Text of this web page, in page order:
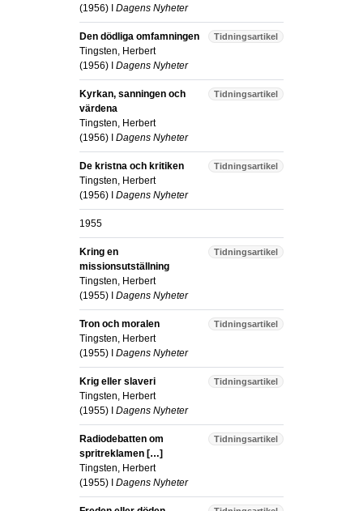
(1956) I Dagens Nyheter
Tidningsartikel
Den dödliga omfamningen
Tingsten, Herbert
(1956) I Dagens Nyheter
Tidningsartikel
Kyrkan, sanningen och
värdena
Tingsten, Herbert
(1956) I Dagens Nyheter
Tidningsartikel
De kristna och kritiken
Tingsten, Herbert
(1956) I Dagens Nyheter
1955
Tidningsartikel
Kring en
missionsutställning
Tingsten, Herbert
(1955) I Dagens Nyheter
Tidningsartikel
Tron och moralen
Tingsten, Herbert
(1955) I Dagens Nyheter
Tidningsartikel
Krig eller slaveri
Tingsten, Herbert
(1955) I Dagens Nyheter
Tidningsartikel
Radiodebatten om
spritreklamen […]
Tingsten, Herbert
(1955) I Dagens Nyheter